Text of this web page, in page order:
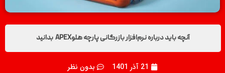
آنچه باید درباره نرم‌افزار بازرگانی پارچه هلوAPEX بدانید
21 آذر 1401 بدون نظر